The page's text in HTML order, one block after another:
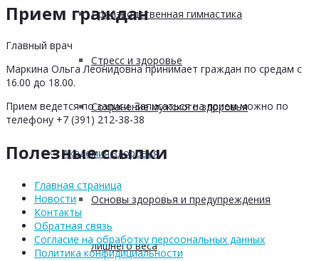
Производственная гимнастика
Стресс и здоровье
Сохранение мужского здоровья
Академия здоровья
Основы здоровья и предупреждения
лишнего веса
Прием граждан
Главный врач
Маркина Ольга Леонидовна принимает граждан по средам с
16.00 до 18.00.
Прием ведется по записи. Записаться на прием можно по
телефону +7 (391) 212-38-38
Полезные ссылки
Главная страница
Новости
Контакты
Обратная связь
Согласие на обработку персоональных данных
Политика конфидициальности